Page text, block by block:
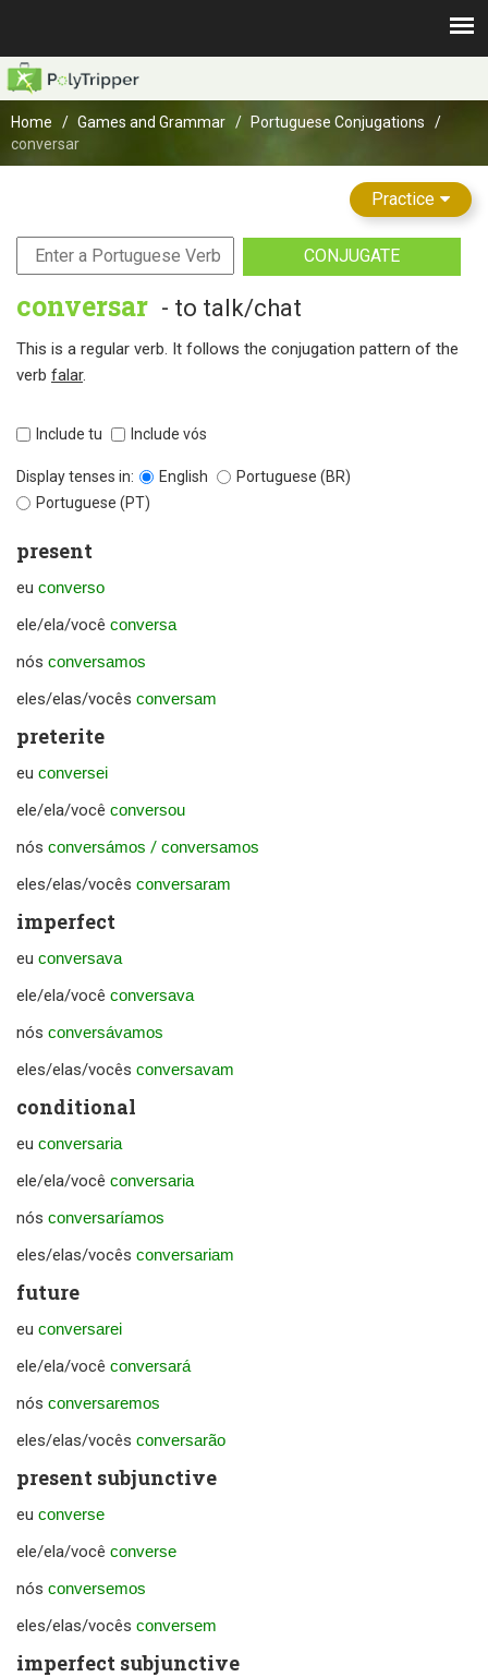
Home Games and Grammar
Portuguese Conjugations
conversar
Practice
CONJUGATE
conversar - to talk/chat
This is a regular verb. It follows the conjugation pattern of the
verb falar.
Include tu Include vós
Display tenses in: English
Portuguese (BR)
Portuguese (PT)
present
eu converso
ele/ela/você conversa
nós conversamos
eles/elas/vocês conversam
preterite
eu conversei
ele/ela/você conversou
nós conversámos / conversamos
eles/elas/vocês conversaram
imperfect
eu conversava
ele/ela/você conversava
nós conversávamos
eles/elas/vocês conversavam
conditional
eu conversaria
ele/ela/você conversaria
nós conversaríamos
eles/elas/vocês conversariam
future
eu conversarei
ele/ela/você conversará
nós conversaremos
eles/elas/vocês conversarão
present subjunctive
eu converse
ele/ela/você converse
nós conversemos
eles/elas/vocês conversem
imperfect subjunctive